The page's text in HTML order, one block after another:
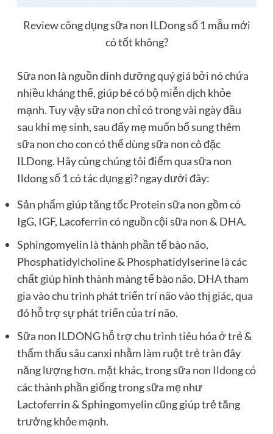
Review công dụng sữa non ILDong số 1 mẫu mới
có tốt không?
Sữa non là nguồn dinh dưỡng quý giá bởi nó chứa
nhiều kháng thể, giúp bé có bộ miễn dịch khỏe
mạnh. Tuy vậy sữa non chỉ có trong vài ngày đầu
sau khi mẹ sinh, sau đấy mẹ muốn bổ sung thêm
sữa non cho con có thể dùng sữa non cô đặc
ILDong. Hãy cùng chúng tôi điểm qua sữa non
Ildong số 1 có tác dụng gì? ngay dưới đây:
Sản phẩm giúp tăng tốc Protein sữa non gồm có
IgG, IGF, Lacoferrin có nguồn cội sữa non & DHA.
Sphingomyelin là thành phần tế bào não,
Phosphatidylcholine & Phosphatidylserine là các
chất giúp hình thành màng tế bào não, DHA tham
gia vào chu trình phát triển trí não vào thị giác, qua
đó hỗ trợ sự phát triển của trí não.
Sữa non ILDONG hỗ trợ chu trình tiêu hóa ở trẻ &
thẩm thấu sâu canxi nhằm làm ruột trẻ tràn đây
năng lượng hơn. mặt khác, trong sữa non Ildong có
các thành phần giống trong sữa mẹ như
Lactoferrin & Sphingomyelin cũng giúp trẻ tăng
trưởng khỏe mạnh.